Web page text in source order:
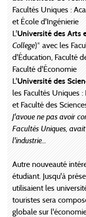
Facultés Uniques :
et École d'Ingénierie
L'Université des Arts
College)* avec les
d'Éducation, Faculté
Faculté d'Économie
L'Université des
les Facultés Uniques
et Faculté des
J'avoue ne pas avoir
Facultés Uniques,
l'industrie...
Autre nouveauté
étudiant. Jusqu'à
utilisaient les
touristes sera
globale sur